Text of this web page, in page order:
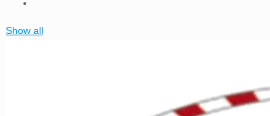
Show all